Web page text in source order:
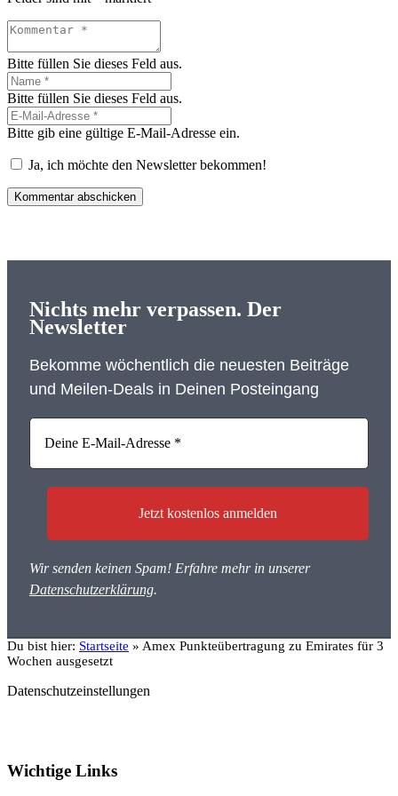
Bitte füllen Sie dieses Feld aus.
Bitte füllen Sie dieses Feld aus.
Bitte gib eine gültige E-Mail-Adresse ein.
Ja, ich möchte den Newsletter bekommen!
Kommentar abschicken
Nichts mehr verpassen. Der
Newsletter
Bekomme wöchentlich die neuesten Beiträge
und Meilen-Deals in Deinen Posteingang
Wir senden keinen Spam! Erfahre mehr in unserer
Datenschutzerklärung.
Du bist hier: Startseite » Amex Punkteübertragung zu Emirates für 3
Wochen ausgesetzt
Datenschutzeinstellungen
Wichtige Links